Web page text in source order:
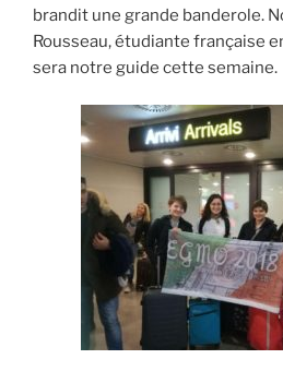
brandit une grande banderole.
Rousseau, étudiante française
sera notre guide cette semaine.